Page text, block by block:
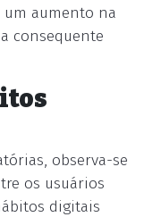
um aumento na
consequente
observa-se
os usuários
digitais